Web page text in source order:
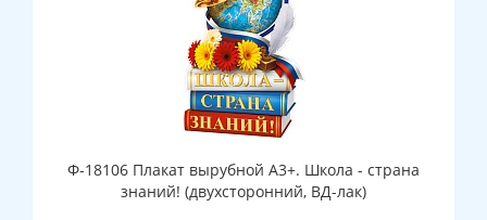
Ф-18106 Плакат вырубной А3+. Школа - страна
знаний! (двухсторонний, ВД-лак)